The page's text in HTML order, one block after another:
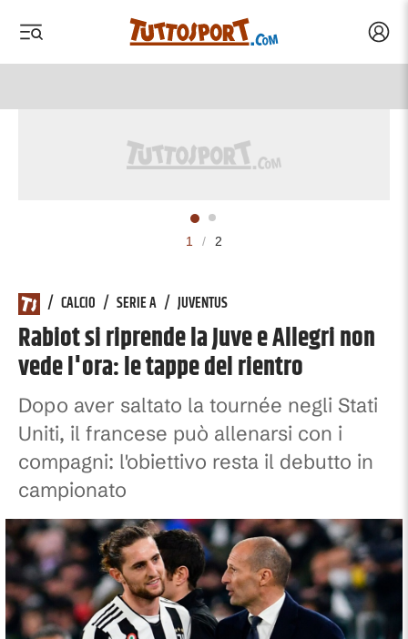
1 / 2
/ CALCIO / SERIE A / JUVENTUS
Rabiot si riprende la Juve e Allegri non
vede l'ora: le tappe del rientro
Dopo aver saltato la tournée negli Stati
Uniti, il francese può allenarsi con i
compagni: l'obiettivo resta il debutto in
campionato